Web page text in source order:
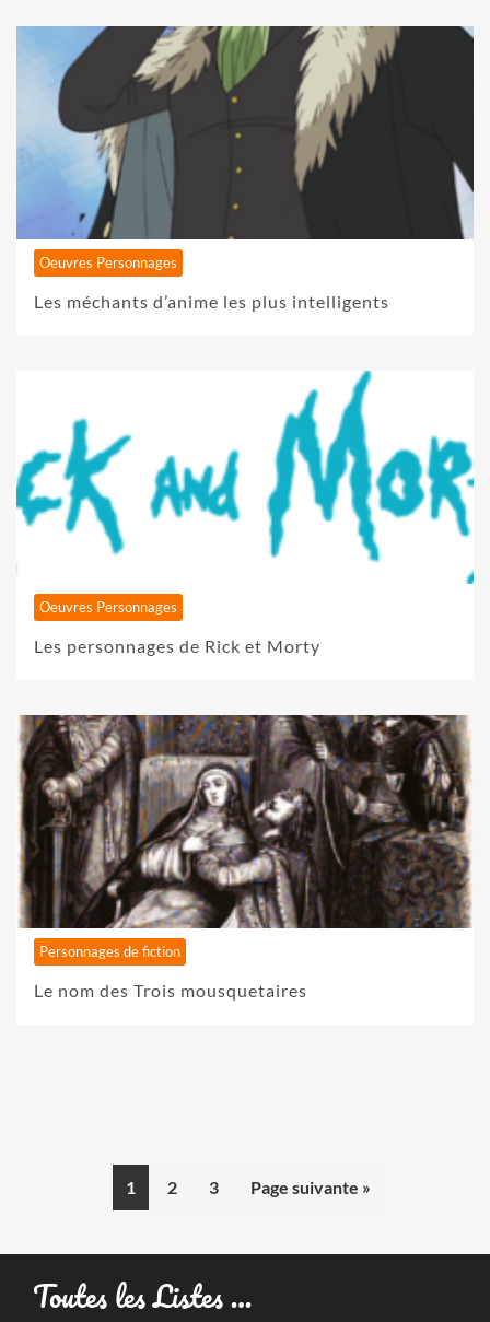
Oeuvres Personnages
Les méchants d’anime les plus intelligents
Oeuvres Personnages
Les personnages de Rick et Morty
Personnages de fiction
Le nom des Trois mousquetaires
1 2 3 Page suivante »
Toutes les Listes …